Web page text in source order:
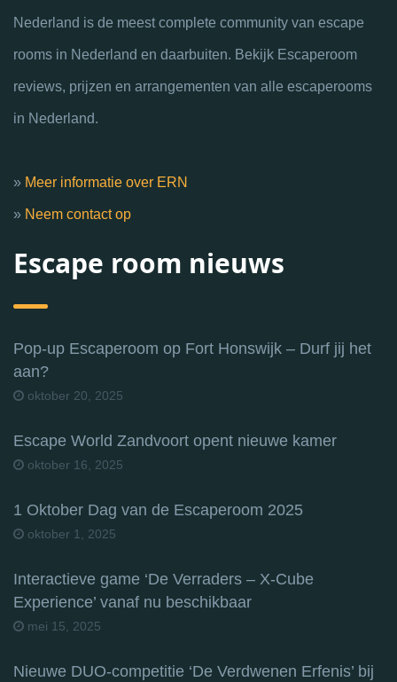
Nederland is de meest complete community van escape
rooms in Nederland en daarbuiten. Bekijk Escaperoom
reviews, prijzen en arrangementen van alle escaperooms
in Nederland.
» Meer informatie over ERN
» Neem contact op
Escape room nieuws
Pop-up Escaperoom op Fort Honswijk – Durf jij het
aan?
oktober 20, 2025
Escape World Zandvoort opent nieuwe kamer
oktober 16, 2025
1 Oktober Dag van de Escaperoom 2025
oktober 1, 2025
Interactieve game ‘De Verraders – X-Cube
Experience’ vanaf nu beschikbaar
mei 15, 2025
Nieuwe DUO-competitie ‘De Verdwenen Erfenis’ bij